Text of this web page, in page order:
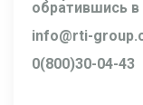
обратившись
info@rti-
0(800)30-04-43